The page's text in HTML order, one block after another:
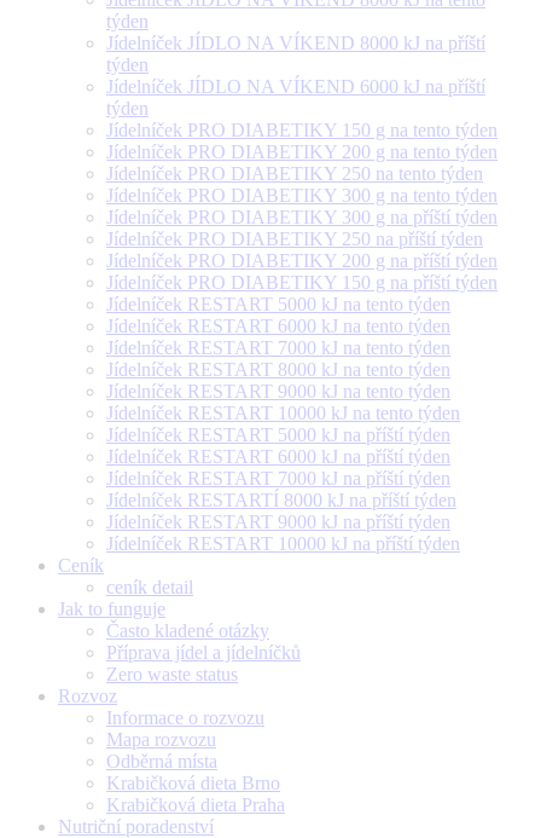
týden
Jídelníček JÍDLO NA VÍKEND 8000 kJ na příští
týden
Jídelníček JÍDLO NA VÍKEND 6000 kJ na příští
týden
Jídelníček PRO DIABETIKY 150 g na tento týden
Jídelníček PRO DIABETIKY 200 g na tento týden
Jídelníček PRO DIABETIKY 250 na tento týden
Jídelníček PRO DIABETIKY 300 g na tento týden
Jídelníček PRO DIABETIKY 300 g na příští týden
Jídelníček PRO DIABETIKY 250 na příští týden
Jídelníček PRO DIABETIKY 200 g na příští týden
Jídelníček PRO DIABETIKY 150 g na příští týden
Jídelníček RESTART 5000 kJ na tento týden
Jídelníček RESTART 6000 kJ na tento týden
Jídelníček RESTART 7000 kJ na tento týden
Jídelníček RESTART 8000 kJ na tento týden
Jídelníček RESTART 9000 kJ na tento týden
Jídelníček RESTART 10000 kJ na tento týden
Jídelníček RESTART 5000 kJ na příští týden
Jídelníček RESTART 6000 kJ na příští týden
Jídelníček RESTART 7000 kJ na příští týden
Jídelníček RESTARTÍ 8000 kJ na příští týden
Jídelníček RESTART 9000 kJ na příští týden
Jídelníček RESTART 10000 kJ na příští týden
Ceník
ceník detail
Jak to funguje
Často kladené otázky
Příprava jídel a jídelníčků
Zero waste status
Rozvoz
Informace o rozvozu
Mapa rozvozu
Odběrná místa
Krabičková dieta Brno
Krabičková dieta Praha
Nutriční poradenství